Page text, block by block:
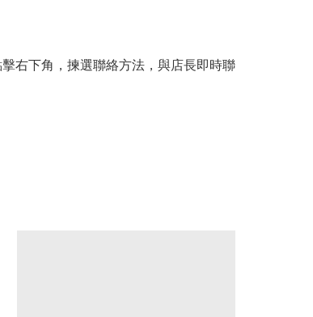
右下角，揀選聯絡方法，與店長即時聯